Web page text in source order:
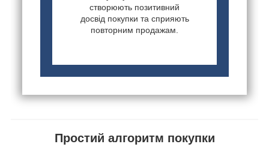
створюють позитивний
досвід покупки та сприяють
повторним продажам.
Простий алгоритм покупки